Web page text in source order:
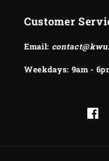
Customer
Email:
Weekdays: 9am -